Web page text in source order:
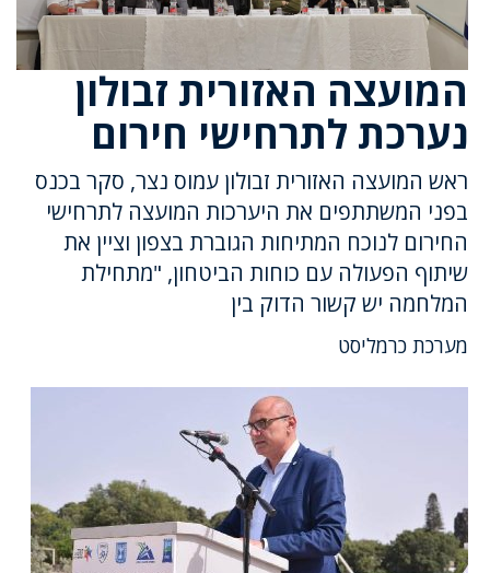
המועצה האזורית זבולון
נערכת לתרחישי חירום
ראש המועצה האזורית זבולון עמוס נצר, סקר בכנס
בפני המשתתפים את היערכות המועצה לתרחישי
החירום לנוכח המתיחות הגוברת בצפון וציין את
שיתוף הפעולה עם כוחות הביטחון, "מתחילת
המלחמה יש קשור הדוק בין
מערכת כרמליסט